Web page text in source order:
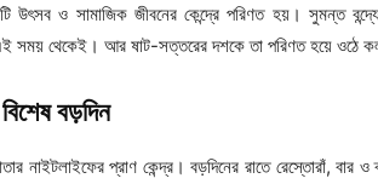
ও সামাজিক জীবনের কেন্দ্রে পরিণত হয়। সুমন্ত
সময় থেকেই। আর ষাট-সত্তরের দশকে তা পরিণত হয়ে ওঠে
বড়দিন
নাইটলাইফের প্রাণ কেন্দ্র। বড়দিনের রাতে রেস্তোরাঁ,